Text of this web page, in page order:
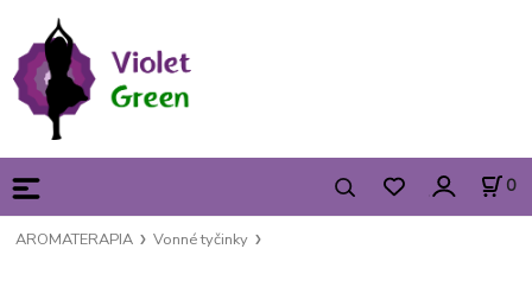
0
AROMATERAPIA Vonné tyčinky